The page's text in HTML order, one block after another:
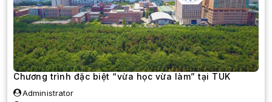
Chương trình đặc biệt “vừa học vừa làm” tại TUK
Administrator